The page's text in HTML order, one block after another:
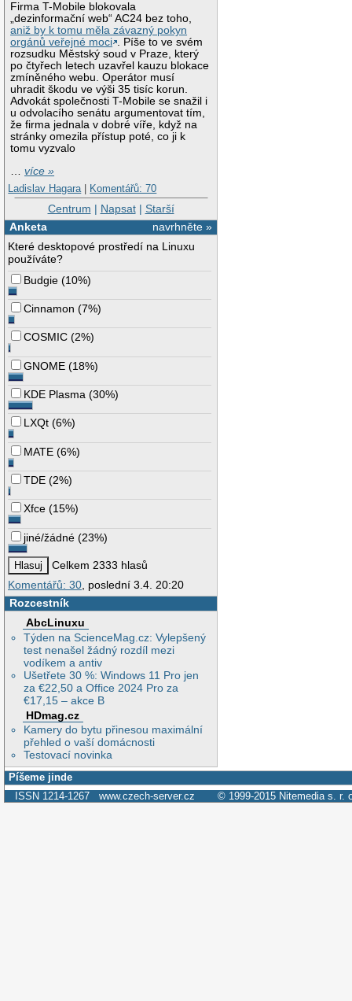
Firma T-Mobile blokovala
„dezinformační web“ AC24 bez toho,
aniž by k tomu měla závazný pokyn
orgánů veřejné moci . Píše to ve svém
rozsudku Městský soud v Praze, který
po čtyřech letech uzavřel kauzu blokace
zmíněného webu. Operátor musí
uhradit škodu ve výši 35 tisíc korun.
Advokát společnosti T-Mobile se snažil i
u odvolacího senátu argumentovat tím,
že firma jednala v dobré víře, když na
stránky omezila přístup poté, co ji k
tomu vyzvalo
…více »
Ladislav Hagara | Komentářů: 70
Centrum | Napsat| Starší
navrhněte »
Anketa
Které desktopové prostředí na Linuxu
používáte?
Budgie (10%)
Cinnamon (7%)
COSMIC (2%)
GNOME (18%)
KDE Plasma (30%)
LXQt (6%)
MATE (6%)
TDE (2%)
Xfce (15%)
jiné/žádné (23%)
Celkem 2333 hlasů
Komentářů: 30, poslední 3.4. 20:20
Rozcestník
AbcLinuxu
Týden na ScienceMag.cz: Vylepšený
test nenašel žádný rozdíl mezi
vodíkem a antiv
Ušetřete 30 %: Windows 11 Pro jen
za €22,50 a Office 2024 Pro za
€17,15 – akce B
HDmag.cz
Kamery do bytu přinesou maximální
přehled o vaší domácnosti
Testovací novinka
Píšeme jinde
ISSN 1214-1267 www.czech-server.cz © 1999-2015 Nitemedia s. r.